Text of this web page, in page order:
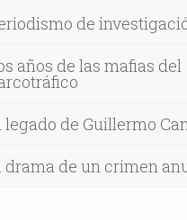
de
años de las mafias del
legado de Guillermo
drama de un crimen